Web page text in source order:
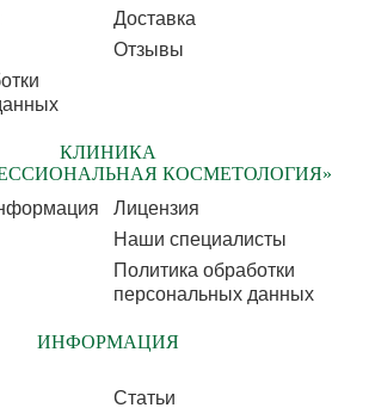
Доставка
Отзывы
КЛИНИКА
КОСМЕТОЛОГИЯ»
Лицензия
Наши специалисты
Политика обработки
персональных данных
ИНФОРМАЦИЯ
Статьи